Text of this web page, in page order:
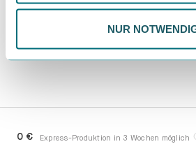
NUR
0 € Express-Produktion in 3 Wochen möglich